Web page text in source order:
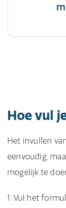
Hoe vul
Het invullen
eenvoudig,
mogelijk te
Vul het